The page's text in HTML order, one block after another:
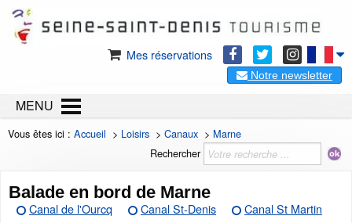
Mes réservations
Notre newsletter
MENU
Vous êtes ici : Accueil > Loisirs > Canaux > Marne
Rechercher
Balade en bord de Marne
Canal de l'Ourcq Canal St-Denis
Canal St Martin